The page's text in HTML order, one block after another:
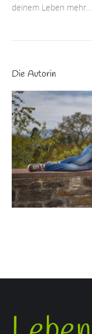
deinem Leben mehr…
Die Autorin